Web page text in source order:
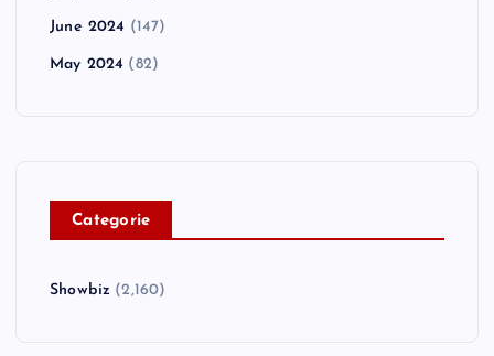
June 2024 (147)
May 2024 (82)
Categorie
Showbiz (2,160)